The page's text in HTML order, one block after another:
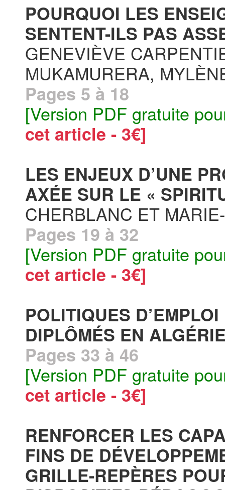
POURQUOI LES
SENTENT-ILS PAS
GENEVIÈVE
MUKAMURERA,
Pages 5 à 18
[Version PDF gratuite
cet article - 3€]
LES ENJEUX D’UNE
AXÉE SUR LE «
CHERBLANC ET
Pages 19 à 32
[Version PDF gratuite
cet article - 3€]
POLITIQUES
DIPLÔMÉS EN
Pages 33 à 46
[Version PDF gratuite
cet article - 3€]
RENFORCER LES
FINS DE
GRILLE-REPÈRES